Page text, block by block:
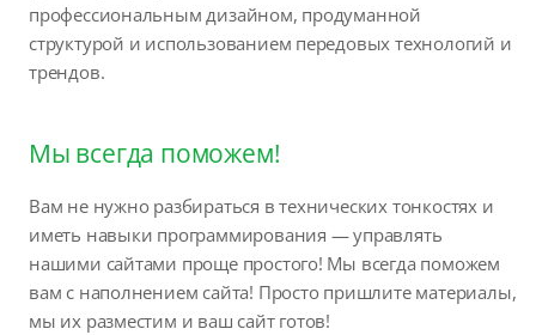
профессиональным дизайном, продуманной
структурой и использованием передовых технологий и
трендов.
Мы всегда поможем!
Вам не нужно разбираться в технических тонкостях и
иметь навыки программирования — управлять
нашими сайтами проще простого! Мы всегда поможем
вам с наполнением сайта! Просто пришлите материалы,
мы их разместим и ваш сайт готов!